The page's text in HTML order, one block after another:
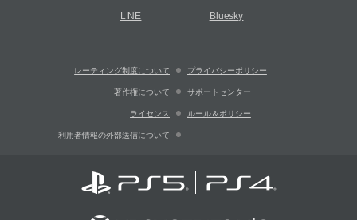
LINE Bluesky
レーティング制度について プライバシーポリシー
著作権について サポートセンター
ライセンス ルール＆ポリシー
利用者情報の外部送信について